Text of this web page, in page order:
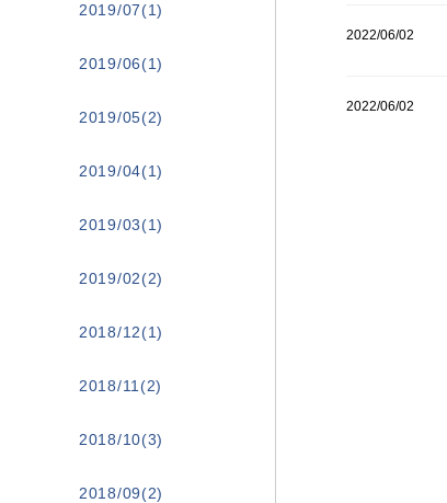
2019/07(1)
2019/06(1)
2019/05(2)
2019/04(1)
2019/03(1)
2019/02(2)
2018/12(1)
2018/11(2)
2018/10(3)
2018/09(2)
2022/06/02
2022/06/02